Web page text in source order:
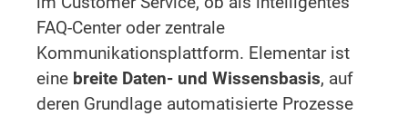
FAQ-Center oder zentrale
Kommunikationsplattform. Elementar ist
eine breite Daten- und Wissensbasis, auf
deren Grundlage automatisierte Prozesse